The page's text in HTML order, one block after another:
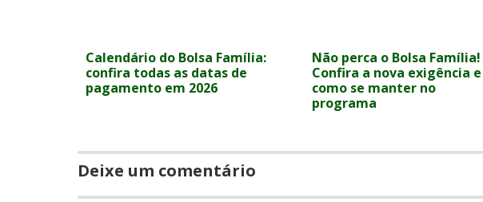
Calendário do Bolsa Família:
confira todas as datas de
pagamento em 2026
Não perca o Bolsa Família!
Confira a nova exigência e
como se manter no
programa
Deixe um comentário